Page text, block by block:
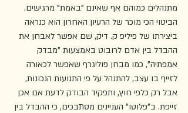
מתנהלים כמוהם אף שאינם "באמת" מרגישים.
הביטוי הכי מוכר של הרעיון האחרון הוא כנראה
ביצירתו של פיליפ ק. דיק, שם אפשר לאבחן את
ההבדל בין אדם לרובוט באמצעות "מבדק
אמפתיה", כמו מבחן פוליגרף שאפשר לכאורה
לזייף בו עצב, להתנהל על פי התנועות הנכונות,
אבל רק כלפי חוץ, ותפקיד הבודק לדעת אם אכן
זייפת. ב"פלוטו" העניינים מסתבכים, כי ההבדל בין